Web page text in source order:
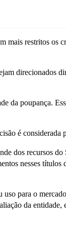
restritos os
da poupança.
é
dos recursos
nesses
para o
da